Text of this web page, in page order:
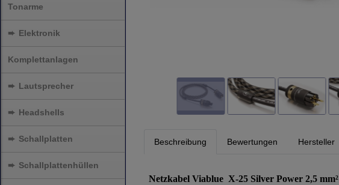
Tonarme
➨ Elektronik
Komplettanlagen
➨ Lautsprecher
➨ Headshells
➨ Schallplatten
➨ Schallplattenhüllen
Beschreibung Bewertungen Hersteller
Netzkabel Viablue X-25 Silver Power 2,5 mm²